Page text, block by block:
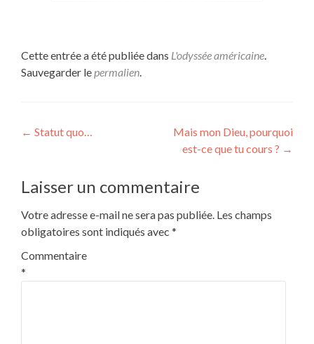
Cette entrée a été publiée dans L'odyssée américaine.
Sauvegarder lepermalien.
Navigation
l’article
← Statut quo…
Mais mon Dieu, pourquoi
est-ce que tu cours ? →
Laisser un commentaire
Votre adresse e-mail ne sera pas publiée. Les champs
obligatoires sont indiqués avec *
Commentaire
*